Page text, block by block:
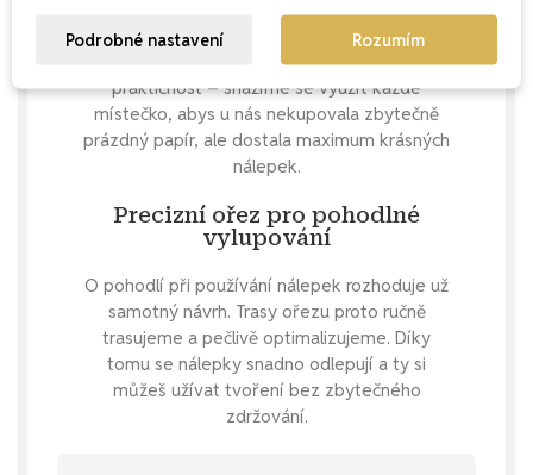
Každý milimetr má smysl
Naše aršíky navrhujeme s důrazem na
praktičnost – snažíme se využít každé
místečko, abys u nás nekupovala zbytečně
prázdný papír, ale dostala maximum krásných
nálepek.
Precizní ořez pro pohodlné
vylupování
O pohodlí při používání nálepek rozhoduje už
samotný návrh. Trasy ořezu proto ručně
trasujeme a pečlivě optimalizujeme. Díky
tomu se nálepky snadno odlepují a ty si
můžeš užívat tvoření bez zbytečného
zdržování.
Podrobné nastavení Rozumím